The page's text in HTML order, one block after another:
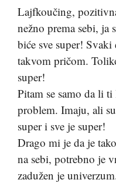
Lajfkoučing,
nežno prema sebi, ja
biće sve super!
takvom pričom.
super!
Pitam se samo da li
problem. Imaju, ali
super i sve je super!
Drago mi je da je
na sebi, potrebno je
zadužen je